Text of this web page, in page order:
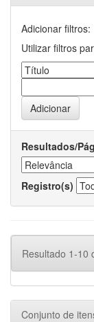
Adicionar filtros:
Utilizar filtros
Resultados/
Registro(s)
Resultado 1-10
Conjunto de